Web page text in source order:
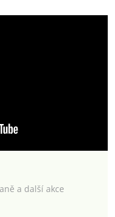
a další akce